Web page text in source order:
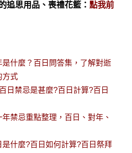
追思用品、喪禮花籃： 點我前
什麼？百日問答集，了解對逝
方式
日禁忌是甚麼?百日計算?百日
禁忌重點整理，百日、對年、
什麼?百日如何計算?百日祭拜